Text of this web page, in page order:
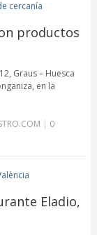
productos
Graus – Huesca
en la
| 0
Eladio,